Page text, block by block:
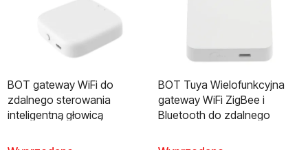
BOT gateway WiFi do
zdalnego sterowania
inteligentną głowicą
Bluetooth/WiFi
BOT Tuya Wielofunkcyjna
gateway WiFi ZigBee i
Bluetooth do zdalnego